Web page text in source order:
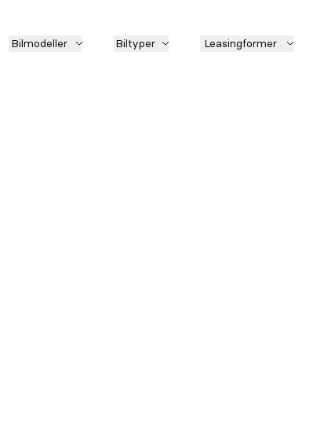
Bilmodeller Biltyper Leasingformer